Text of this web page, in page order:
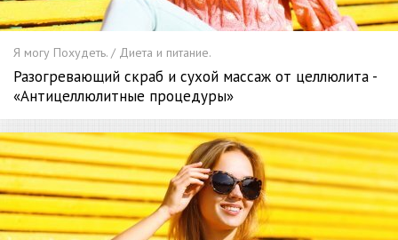
Я могу Похудеть. / Диета и питание.
Разогревающий скраб и сухой массаж от целлюлита -
«Антицеллюлитные процедуры»